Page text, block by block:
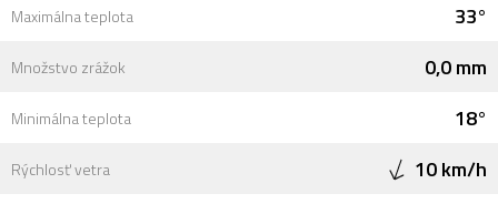
Maximálna teplota 33°
Množstvo zrážok 0,0 mm
Minimálna teplota 18°
Rýchlosť vetra 10 km/h